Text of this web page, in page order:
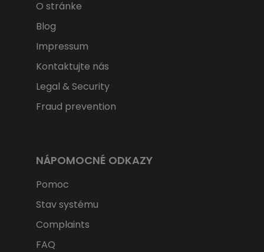
zł PLN
O stránke
Blog
Impressum
Kontaktujte nás
Legal & Security
Fraud prevention
NÁPOMOCNÉ ODKAZY
Pomoc
Stav systému
Complaints
FAQ